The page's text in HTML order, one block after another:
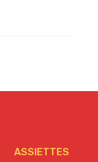
ASSIETTES